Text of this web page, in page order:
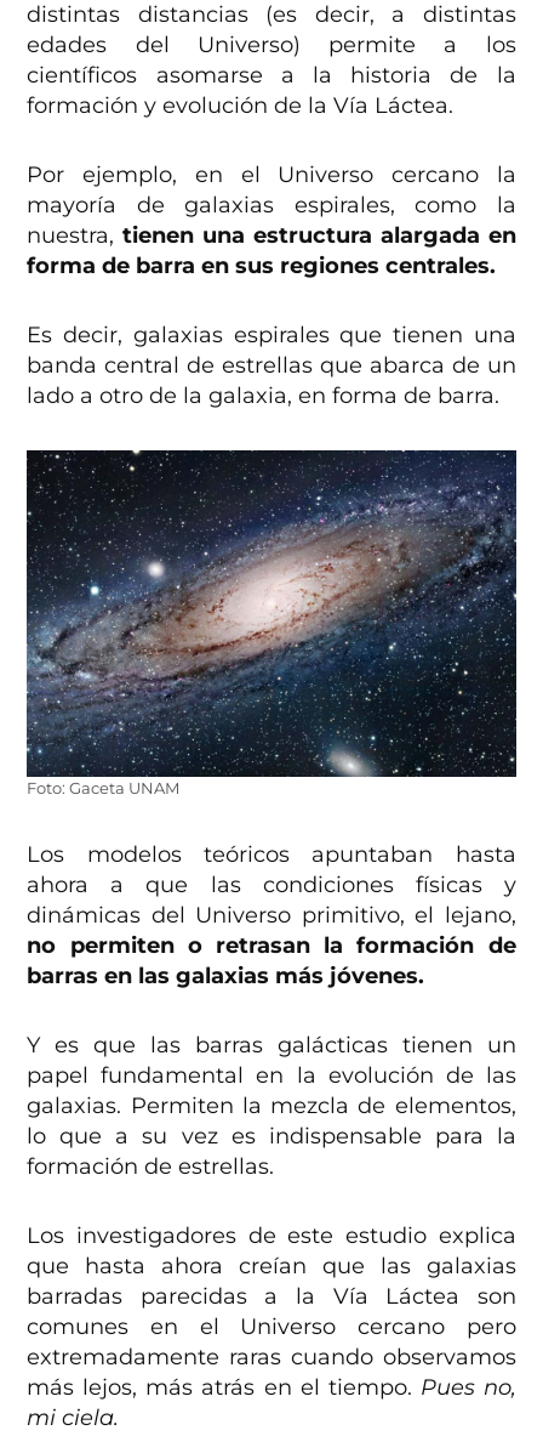
distintas distancias (es decir, a distintas
edades del Universo) permite a los
científicos asomarse a la historia de la
formación y evolución de la Vía Láctea.
Por ejemplo, en el Universo cercano la
mayoría de galaxias espirales, como la
nuestra,tienen una estructura alargada en
forma de barra en sus regiones centrales.
Es decir, galaxias espirales que tienen una
banda central de estrellas que abarca de un
lado a otro de la galaxia, en forma de barra.
Foto: Gaceta UNAM
Los modelos teóricos apuntaban hasta
ahora a que las condiciones físicas y
dinámicas del Universo primitivo, el lejano,
no permiten o retrasan la formación de
barras en las galaxias más jóvenes.
Y es que las barras galácticas tienen un
papel fundamental en la evolución de las
galaxias. Permiten la mezcla de elementos,
lo que a su vez es indispensable para la
formación de estrellas.
Los investigadores de este estudio explica
que hasta ahora creían que las galaxias
barradas parecidas a la Vía Láctea son
comunes en el Universo cercano pero
extremadamente raras cuando observamos
más lejos, más atrás en el tiempo. Pues no,
mi ciela.